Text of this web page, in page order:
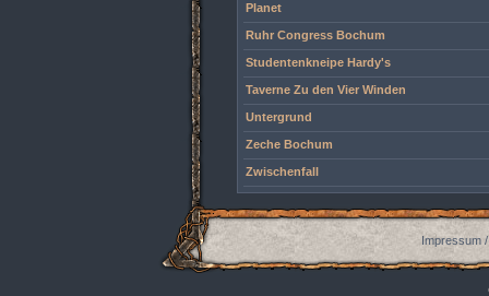
Planet
Ruhr Congress Bochum
Studentenkneipe Hardy's
Taverne Zu den Vier Winden
Untergrund
Zeche Bochum
Zwischenfall
Impressum